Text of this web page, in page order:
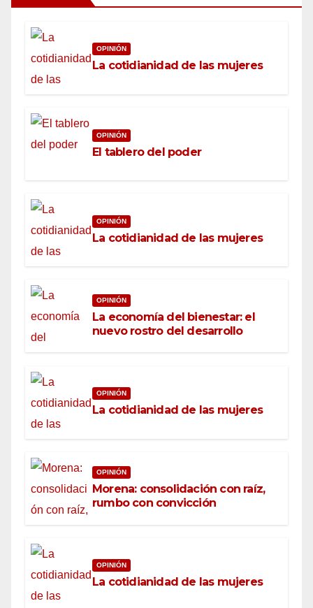
OPINIÓN
La cotidianidad de las mujeres
OPINIÓN
El tablero del poder
OPINIÓN
La cotidianidad de las mujeres
OPINIÓN
La economía del bienestar: el
nuevo rostro del desarrollo
OPINIÓN
La cotidianidad de las mujeres
OPINIÓN
Morena: consolidación con raíz,
rumbo con convicción
OPINIÓN
La cotidianidad de las mujeres